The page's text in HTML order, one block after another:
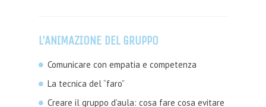
L’ANIMAZIONE DEL GRUPPO
Comunicare con empatia e competenza
La tecnica del “faro”
Creare il gruppo d’aula: cosa fare cosa evitare